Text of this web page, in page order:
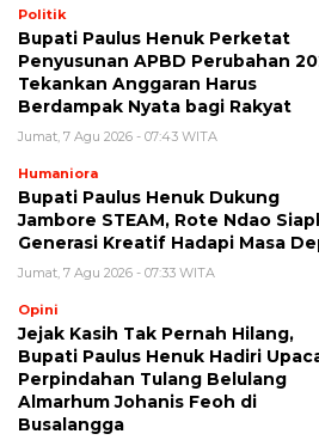
Politik
Bupati Paulus Henuk Perketat
Penyusunan APBD Perubahan
Tekankan Anggaran Harus
Berdampak Nyata bagi Rakyat
Jumat, 7 Agu 2026 - 07:43 WITA
Humaniora
Bupati Paulus Henuk Dukung
Jambore STEAM, Rote Ndao
Generasi Kreatif Hadapi Masa
Jumat, 7 Agu 2026 - 07:33 WITA
Opini
Jejak Kasih Tak Pernah Hilang,
Bupati Paulus Henuk Hadiri
Perpindahan Tulang Belulang
Almarhum Johanis Feoh di
Busalangga